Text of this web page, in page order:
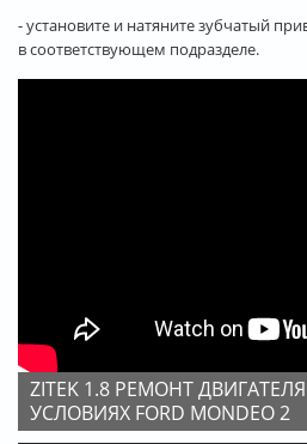
- установите и натяните зубчатый
в соответствующем подразделе.
ZITEK 1.8 РЕМОНТ ДВИГАТЕЛЯ В ДОМАШНИХ
УСЛОВИЯХ FORD MONDEO 2